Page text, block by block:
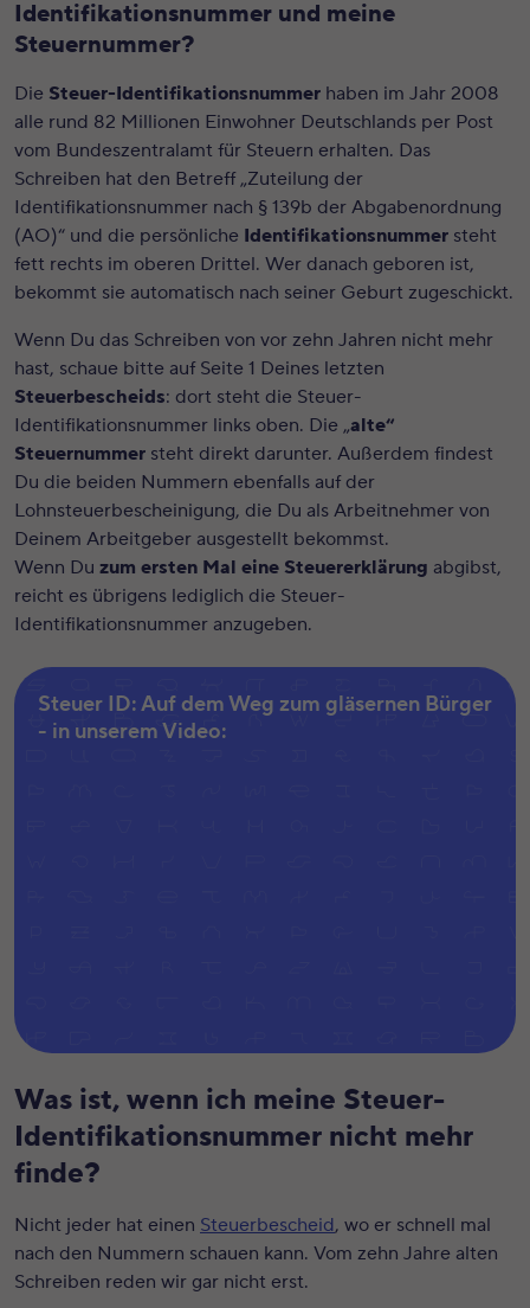
Identifikationsnummer und meine
Steuernummer?
Die Steuer-Identifikationsnummer haben im Jahr 2008
alle rund 82 Millionen Einwohner Deutschlands per Post
vom Bundeszentralamt für Steuern erhalten. Das
Schreiben hat den Betreff „Zuteilung der
Identifikationsnummer nach § 139b der Abgabenordnung
(AO)“ und die persönliche Identifikationsnummer steht
fett rechts im oberen Drittel. Wer danach geboren ist,
bekommt sie automatisch nach seiner Geburt zugeschickt.
Wenn Du das Schreiben von vor zehn Jahren nicht mehr
hast, schaue bitte auf Seite 1 Deines letzten
Steuerbescheids: dort steht die Steuer-
Identifikationsnummer links oben. Die „alte“
Steuernummer steht direkt darunter. Außerdem findest
Du die beiden Nummern ebenfalls auf der
Lohnsteuerbescheinigung, die Du als Arbeitnehmer von
Deinem Arbeitgeber ausgestellt bekommst.
Wenn Du zum ersten Mal eine Steuererklärung abgibst,
reicht es übrigens lediglich die Steuer-
Identifikationsnummer anzugeben.
Steuer ID: Auf dem Weg zum gläsernen Bürger
- in unserem Video:
zu sehen.
Was ist, wenn ich meine Steuer-
Identifikationsnummer nicht mehr
finde?
Nicht jeder hat einen Steuerbescheid, wo er schnell mal
nach den Nummern schauen kann. Vom zehn Jahre alten
Schreiben reden wir gar nicht erst.